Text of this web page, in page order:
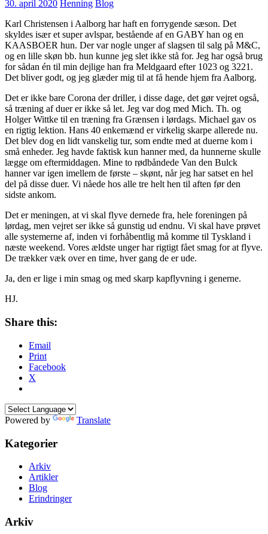
30. april 2020 Henning Blog
Karl Christensen i Aalborg har haft en forrygende sæson. Det
skyldes især et super avlspar, bestående af en GABY han og en
KAASBOER hun. Der var nogle unger af slagsen til salg på M&C,
og en lille skøn bb. hun kunne jeg slet ikke stå for. Jeg har også brug
for sådan én til min dejlige han fra Meldgaard efter 1023 og 3221.
Det bliver godt, og jeg glæder mig til at få hende hjem fra Aalborg.
Det er ikke bare Corona der driller, i disse dage, det gør vejret også,
så træning af duer er ikke så let. Jeg var dog med Mich. Th. og
Holger Wittke til en træning fra Grænsen i lørdags. Michael gav os
en rigtig lektion. Hans 40 enkemænd er virkelig skarpe allerede nu.
Det blev dog en lidt vanskelig tur, som endte med at duerne kom i
små enheder. Jeg havde faktisk kun hanner med, da hunnerne skulle
lægge om eftermiddagen. Mine to rødbåndede Van den Bulck
hanner var igen imellem de første – skønt, når jeg har satset en hel
del på disse duer. Vi nåede hos alle tre helt hen til aften før den
sidste ankom.
Det er meningen, at vi skal flyve dernede fra, hele foreningen på
lørdag, men vejret ser ikke så gunstig ud endnu. Vi skal have prøvet
alle systemerne af, inden vi forhåbentlig må komme til Tyskland i
næste weekend. Vores ældste unger har rigtigt fået smag for at flyve.
De trækker væk over en time, hver gang de er ude.
Ja, den er lige i min smag og med skarp kapflyvning i generne.
HJ.
Share this:
Email
Print
Facebook
X
Powered by Translate
Kategorier
Arkiv
Artikler
Blog
Erindringer
Arkiv